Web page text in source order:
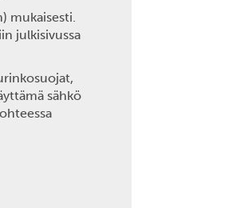
mukaisesti.
julkisivussa
sähkö